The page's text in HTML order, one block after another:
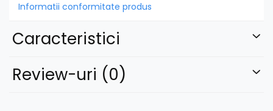
Informatii conformitate produs
Caracteristici
Review-uri (0)